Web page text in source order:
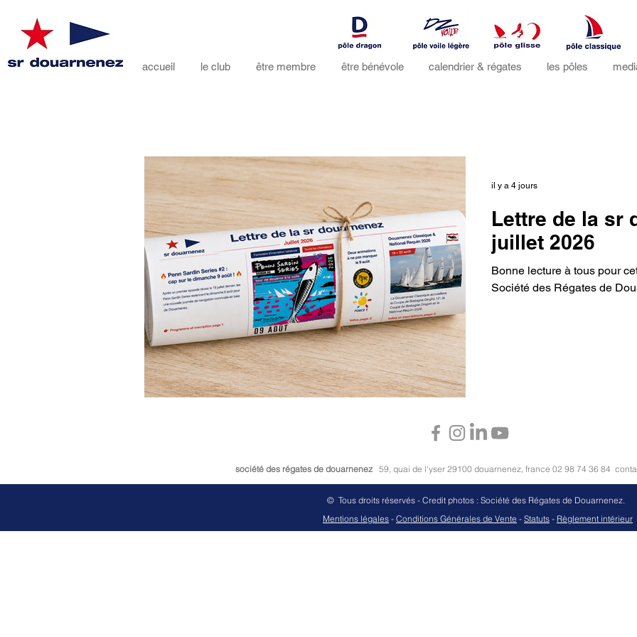
accueil le club être membre être bénévole calendrier & régates les pôles
Lettre de la sr
juillet 2026
Bonne lecture à tous pour
Société des Régates de
il y a 4 jours
société des régates de douarnenez 59, quai de l'yser 29100 douarnenez, france 02 98 74 36 84
© Tous droits réservés - Credit photos : Société des Régates de Douarnenez.
Mentions légales - Conditions Générales de Vente - Statuts - Règlement intérieur